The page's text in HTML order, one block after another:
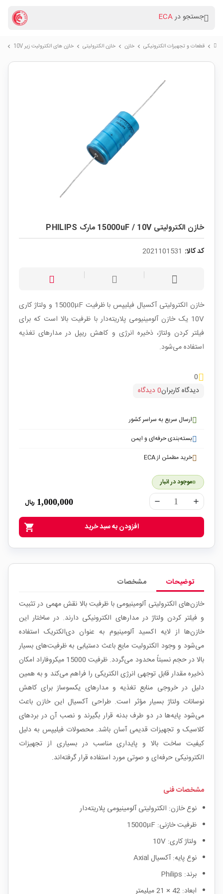
جستجو درECA
chevron_right قطعات و تجهیزات الکترونیکی chevron_right خازن chevron_right خازن الکترولیتی chevron_right خازن های الکترولیت زیر 10V chevron_right
خازن الکترولیتی 15000uF / 10V مارک PHILIPS
کد کالا: 2021101531
خازن الکترولیتی آکسیال فیلیپس با ظرفیت 15000µF و ولتاژ کاری
10V یک خازن آلومینیومی پلاریته‌دار با ظرفیت بالا است که برای
فیلتر کردن ولتاژ، ذخیره انرژی و کاهش ریپل در مدارهای تغذیه
استفاده می‌شود.
0
دیدگاه کاربران0 دیدگاه
ارسال سریع به سراسر کشور
بسته‌بندی حرفه‌ای و ایمن
خرید مطمئن از ECA
موجود در انبار
remove add
1,000,000 ریال
shopping_cart افزودن به سبد خرید
توضیحات
مشخصات
خازن‌های الکترولیتی آلومینیومی با ظرفیت بالا نقش مهمی در تثبیت
و فیلتر کردن ولتاژ در مدارهای الکترونیکی دارند. در ساختار این
خازن‌ها از لایه اکسید آلومینیوم به عنوان دی‌الکتریک استفاده
می‌شود و وجود الکترولیت مایع باعث دستیابی به ظرفیت‌های بسیار
بالا در حجم نسبتاً محدود می‌گردد. ظرفیت 15000 میکروفاراد امکان
ذخیره مقدار قابل توجهی انرژی الکتریکی را فراهم می‌کند و به همین
دلیل در خروجی منابع تغذیه و مدارهای یکسوساز برای کاهش
نوسانات ولتاژ بسیار مؤثر است. طراحی آکسیال این خازن باعث
می‌شود پایه‌ها در دو طرف بدنه قرار بگیرند و نصب آن در بردهای
کلاسیک و تجهیزات قدیمی آسان باشد. محصولات فیلیپس به دلیل
کیفیت ساخت بالا و پایداری مناسب در بسیاری از تجهیزات
الکترونیکی حرفه‌ای و صوتی مورد استفاده قرار گرفته‌اند.
مشخصات فنی
نوع خازن: الکترولیتی آلومینیومی پلاریته‌دار
ظرفیت خازنی: 15000µF
ولتاژ کاری: 10V
نوع پایه: آکسیال Axial
برند: Philips
ابعاد: 42 × 21 میلیمتر